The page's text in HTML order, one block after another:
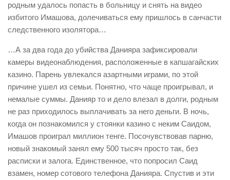
родным удалось попасть в больницу и снять на видео
избитого Имашова, долечиваться ему пришлось в санчасти
следственного изолятора…
…А за два года до убийства Данияра зафиксировали
камеры видео­наблюдения, расположенные в капшагайских
казино. Парень увлекался азартными играми, по этой
причине ушел из семьи. Понятно, что чаще проигрывал, и
немалые суммы. Данияр то и дело влезал в долги, родным
не раз приходилось выплачивать за него деньги. В ночь,
когда он познакомился у стоянки казино с неким Саидом,
Имашов проиграл миллион тенге. Посочувствовав парню,
новый знакомый занял ему 500 тысяч просто так, без
расписки и залога. Единственное, что попросил Саид
взамен, номер сотового телефона Данияра. Спустив и эти